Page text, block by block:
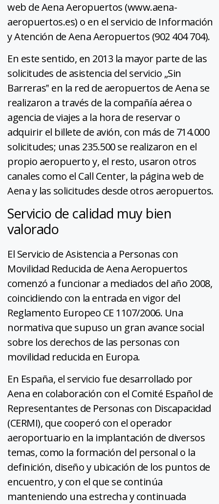
web de Aena Aeropuertos (www.aena-
aeropuertos.es) o en el servicio de Información
y Atención de Aena Aeropuertos (902 404 704).
En este sentido, en 2013 la mayor parte de las
solicitudes de asistencia del servicio „Sin
Barreras‟ en la red de aeropuertos de Aena se
realizaron a través de la compañía aérea o
agencia de viajes a la hora de reservar o
adquirir el billete de avión, con más de 714.000
solicitudes; unas 235.500 se realizaron en el
propio aeropuerto y, el resto, usaron otros
canales como el Call Center, la página web de
Aena y las solicitudes desde otros aeropuertos.
Servicio de calidad muy bien
valorado
El Servicio de Asistencia a Personas con
Movilidad Reducida de Aena Aeropuertos
comenzó a funcionar a mediados del año 2008,
coincidiendo con la entrada en vigor del
Reglamento Europeo CE 1107/2006. Una
normativa que supuso un gran avance social
sobre los derechos de las personas con
movilidad reducida en Europa.
En España, el servicio fue desarrollado por
Aena en colaboración con el Comité Español de
Representantes de Personas con Discapacidad
(CERMI), que cooperó con el operador
aeroportuario en la implantación de diversos
temas, como la formación del personal o la
definición, diseño y ubicación de los puntos de
encuentro, y con el que se continúa
manteniendo una estrecha y continuada